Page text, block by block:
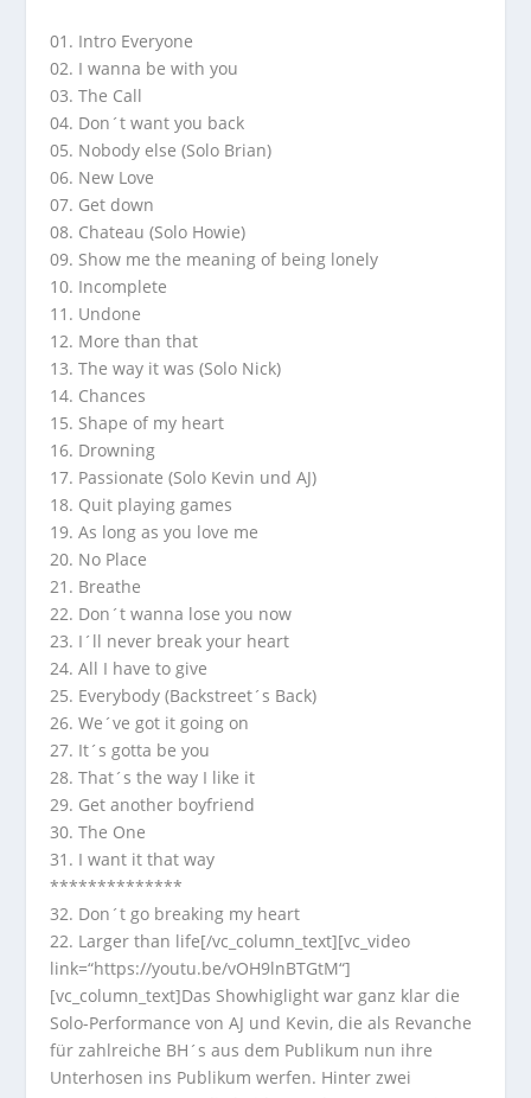
01. Intro Everyone
02. I wanna be with you
03. The Call
04. Don´t want you back
05. Nobody else (Solo Brian)
06. New Love
07. Get down
08. Chateau (Solo Howie)
09. Show me the meaning of being lonely
10. Incomplete
11. Undone
12. More than that
13. The way it was (Solo Nick)
14. Chances
15. Shape of my heart
16. Drowning
17. Passionate (Solo Kevin und AJ)
18. Quit playing games
19. As long as you love me
20. No Place
21. Breathe
22. Don´t wanna lose you now
23. I´ll never break your heart
24. All I have to give
25. Everybody (Backstreet´s Back)
26. We´ve got it going on
27. It´s gotta be you
28. That´s the way I like it
29. Get another boyfriend
30. The One
31. I want it that way
**************
32. Don´t go breaking my heart
22. Larger than life[/vc_column_text][vc_video
link=“https://youtu.be/vOH9lnBTGtM“]
[vc_column_text]Das Showhiglight war ganz klar die
Solo-Performance von AJ und Kevin, die als Revanche
für zahlreiche BH´s aus dem Publikum nun ihre
Unterhosen ins Publikum werfen. Hinter zwei